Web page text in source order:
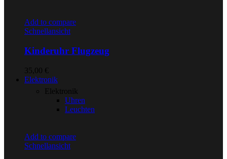
Add to compare
Schnellansicht
Kinderuhr Flugzeug
35,00 €
Elektronik
Elektronik
Uhren
Leuchten
Add to compare
Schnellansicht